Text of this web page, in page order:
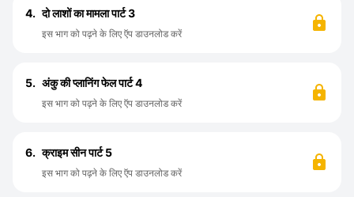
4. दो लाशों का मामला पार्ट 3
इस भाग को पढ़ने के लिए ऍप डाउनलोड करें
5. अंकु की प्लानिंग फेल पार्ट 4
इस भाग को पढ़ने के लिए ऍप डाउनलोड करें
6. क्राइम सीन पार्ट 5
इस भाग को पढ़ने के लिए ऍप डाउनलोड करें